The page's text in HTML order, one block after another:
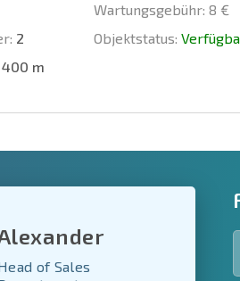
2
400 m
Wartungsgebühr: 8 €
Objektstatus:
of Sales